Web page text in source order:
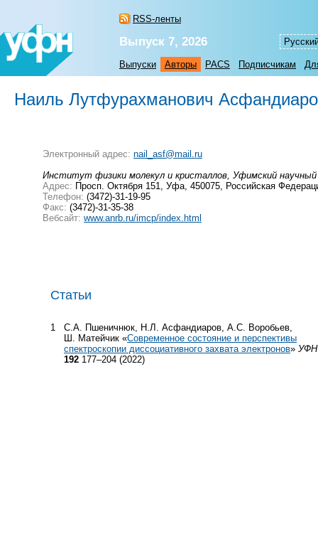
RSS-ленты
Выпуск 7, 2026
Выпуски Авторы PACS Подписчикам
Наиль Лутфурахманович
Электронный адрес: nail_asf@mail.ru
Институт физики молекул и кристаллов, Уфимский
Адрес: Просп. Октября 151, Уфа, 450075, Российская
Телефон: (3472)-31-19-95
Факс: (3472)-31-35-38
Вебсайт: www.anrb.ru/imcp/index.html
Статьи
1
С.А. Пшеничнюк, Н.Л. Асфандиаров, А.С. Воробьев,
Ш. Матейчик «Современное состояние и перспективы
спектроскопии диссоциативного захвата электронов» УФН
192 177–204 (2022)